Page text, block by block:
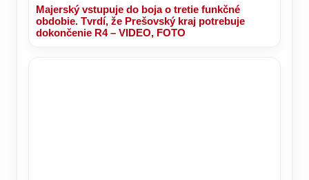
Majerský vstupuje do boja o tretie funkčné
obdobie. Tvrdí, že Prešovský kraj potrebuje
dokončenie R4 – VIDEO, FOTO